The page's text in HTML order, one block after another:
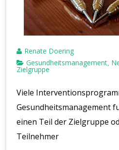
Renate Doering
Gesundheitsmanagement
Zielgruppe
Viele
Gesundheitsmanagement
einen Teil der Zielgruppe
Teilnehmer